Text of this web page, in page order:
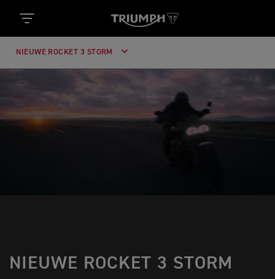
NIEUWE ROCKET 3 STORM
NIEUWE ROCKET 3 STORM